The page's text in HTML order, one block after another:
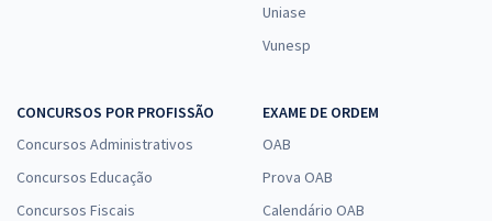
Uniase
Vunesp
CONCURSOS POR PROFISSÃO
Concursos Administrativos
Concursos Educação
Concursos Fiscais
EXAME DE ORDEM
OAB
Prova OAB
Calendário OAB